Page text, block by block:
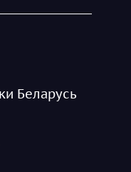
Беларусь